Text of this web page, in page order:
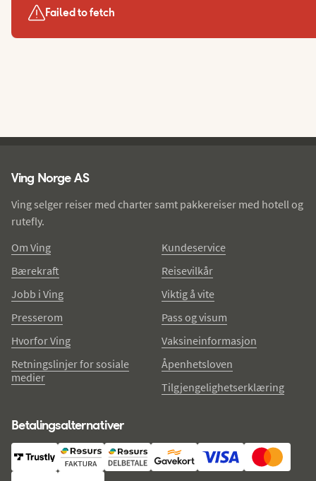
Failed to fetch
Ving Norge AS
Ving selger reiser med charter samt pakkereiser med hotell og
rutefly.
Om Ving
Bærekraft
Jobb i Ving
Presserom
Hvorfor Ving
Retningslinjer for sosiale
medier
Kundeservice
Reisevilkår
Viktig å vite
Pass og visum
Vaksineinformasjon
Åpenhetsloven
Tilgjengelighetserklæring
Betalingsalternativer